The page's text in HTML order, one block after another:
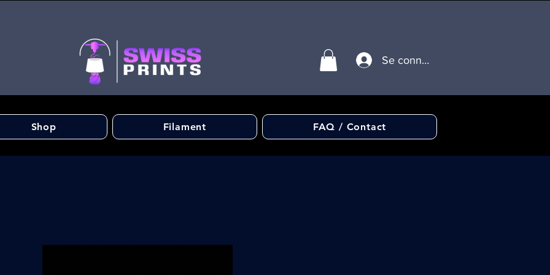
Se connecter
Shop Filament FAQ / Contact